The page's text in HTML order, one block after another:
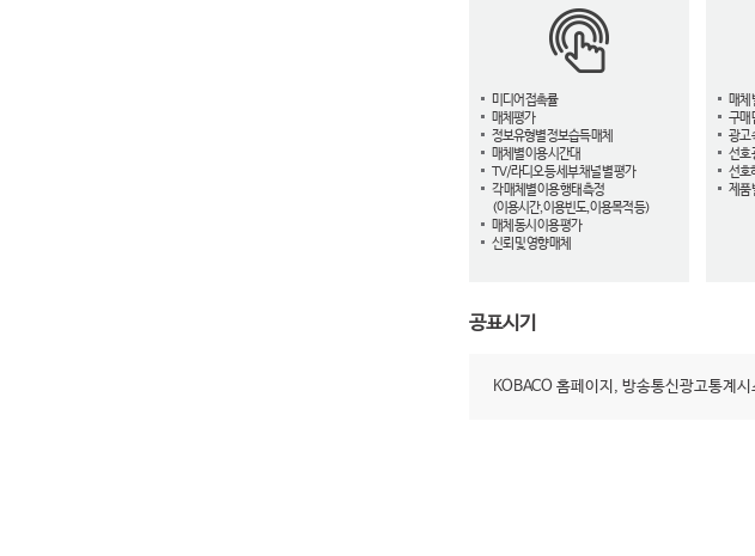
미디어 접촉률
매체평가
정보유형별 정보습득 매체
매체별 이용 시간대
TV/라디오 등 세부 채널 별 평가
각 매체별 이용 행태 측정
(이용시간, 이용빈도, 이용목적 등)
매체 동시 이용 평가
신뢰 및 영향 매체
매체
구매
광고
선호
선호
제품
공표시기
KOBACO 홈페이지, 방송통신광고통계